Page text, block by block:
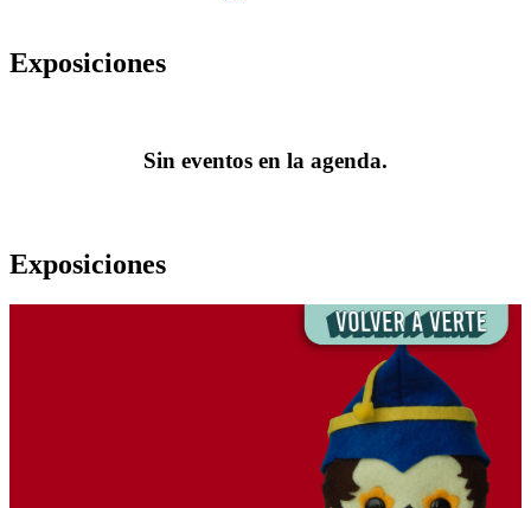
Exposiciones
Sin eventos en la agenda.
Exposiciones